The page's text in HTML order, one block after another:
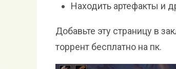
Находить артефакты и
Добавьте эту страницу в
торрент бесплатно на пк.